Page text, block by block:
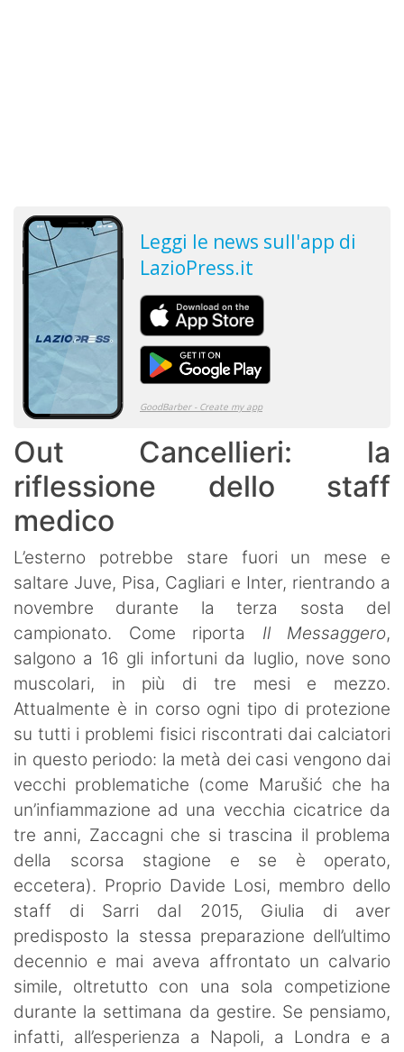
Out Cancellieri: la
riflessione dello staff
medico
L’esterno potrebbe stare fuori un mese e
saltare Juve, Pisa, Cagliari e Inter, rientrando a
novembre durante la terza sosta del
campionato. Come riporta Il Messaggero,
salgono a 16 gli infortuni da luglio, nove sono
muscolari, in più di tre mesi e mezzo.
Attualmente è in corso ogni tipo di protezione
su tutti i problemi fisici riscontrati dai calciatori
in questo periodo: la metà dei casi vengono dai
vecchi problematiche (come Marušić che ha
un’infiammazione ad una vecchia cicatrice da
tre anni, Zaccagni che si trascina il problema
della scorsa stagione e se è operato,
eccetera). Proprio Davide Losi, membro dello
staff di Sarri dal 2015, Giulia di aver
predisposto la stessa preparazione dell’ultimo
decennio e mai aveva affrontato un calvario
simile, oltretutto con una sola competizione
durante la settimana da gestire. Se pensiamo,
infatti, all’esperienza a Napoli, a Londra e a